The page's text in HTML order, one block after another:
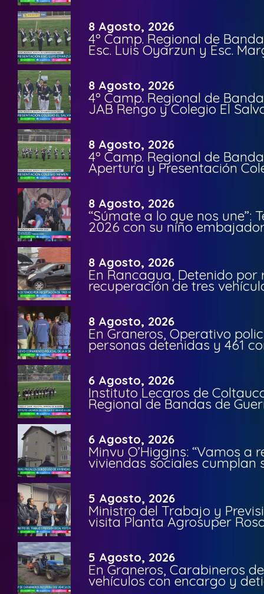
8 Agosto, 2026
4º Camp. Regional de
Esc. Luis Oyarzun y Esc.
8 Agosto, 2026
4º Camp. Regional de
JAB Rengo y Colegio El
8 Agosto, 2026
4º Camp. Regional de
Apertura y Presentación
8 Agosto, 2026
“Súmate a lo que nos une”:
2026 con su niño
8 Agosto, 2026
En Rancagua, Detenido por
recuperación de tres
8 Agosto, 2026
En Graneros, Operativo
personas detenidas y 461
6 Agosto, 2026
Instituto Lecaros de
Regional de Bandas de
6 Agosto, 2026
Minvu O’Higgins: “Vamos a
viviendas sociales cumplan
5 Agosto, 2026
Ministro del Trabajo y
visita Planta Agrosuper
5 Agosto, 2026
En Graneros, Carabineros
vehículos con encargo y